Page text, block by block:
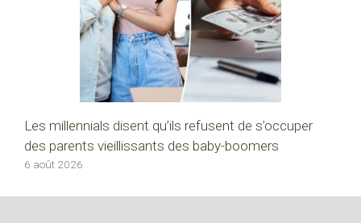
Les millennials disent qu’ils refusent de s’occuper
des parents vieillissants des baby-boomers
6 août 2026